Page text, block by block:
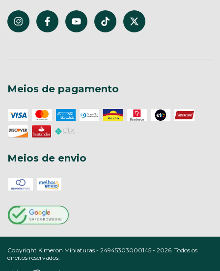
Meios de pagamento
Meios de envio
Copyright Kimeron Miniaturas - 24945303000145 - 2026. Todos os
direitos reservados.